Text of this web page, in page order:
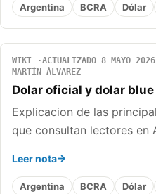
Argentina BCRA Dólar
WIKI ACTUALIZADO 8 MAYO 2026
MARTÍN ÁLVAREZ
Dolar oficial y dolar blue
Explicacion de las
que consultan lectores en
Leer nota
Argentina BCRA Dólar